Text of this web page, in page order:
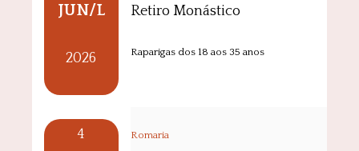
JUN/L
2026
Retiro Monástico
Raparigas dos 18 aos 35 anos
4 Romaria